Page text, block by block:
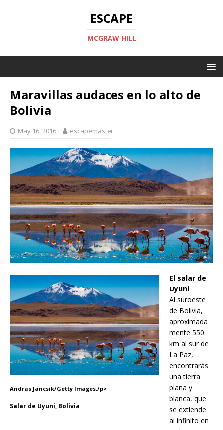
ESCAPE
MCGRAW HILL
Maravillas audaces en lo alto de
Bolivia
May 16, 2016 escapemaster
Andras Jancsik/Getty Images,/p>
Salar de Uyuni, Bolivia
El salar de
Uyuni
Al suroeste
de Bolivia,
aproximada
mente 550
km al sur de
La Paz,
encontrarás
una tierra
plana y
blanca, que
se extiende
al infinito en